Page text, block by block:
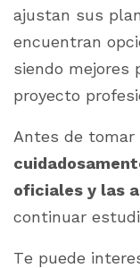
ajustan sus
encuentran
siendo mejores
proyecto
Antes de tomar
oficiales y las
continuar
Te puede